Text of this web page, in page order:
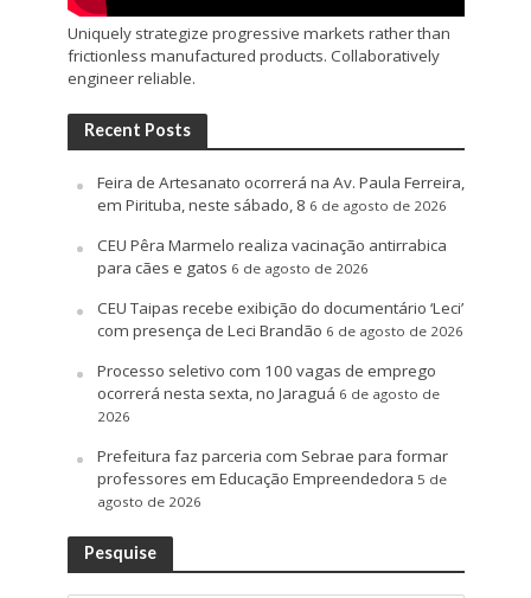
Uniquely strategize progressive markets rather than
frictionless manufactured products. Collaboratively
engineer reliable.
Recent Posts
Feira de Artesanato ocorrerá na Av. Paula Ferreira,
em Pirituba, neste sábado, 8 6 de agosto de 2026
CEU Pêra Marmelo realiza vacinação antirrabica
para cães e gatos 6 de agosto de 2026
CEU Taipas recebe exibição do documentário ‘Leci’
com presença de Leci Brandão 6 de agosto de 2026
Processo seletivo com 100 vagas de emprego
ocorrerá nesta sexta, no Jaraguá 6 de agosto de
2026
Prefeitura faz parceria com Sebrae para formar
professores em Educação Empreendedora 5 de
agosto de 2026
Pesquise